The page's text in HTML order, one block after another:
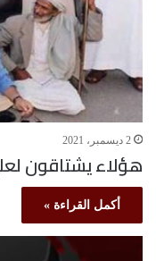
2 ديسمبر، 2021
هؤلاء يشتاقون
أكمل القراءة »